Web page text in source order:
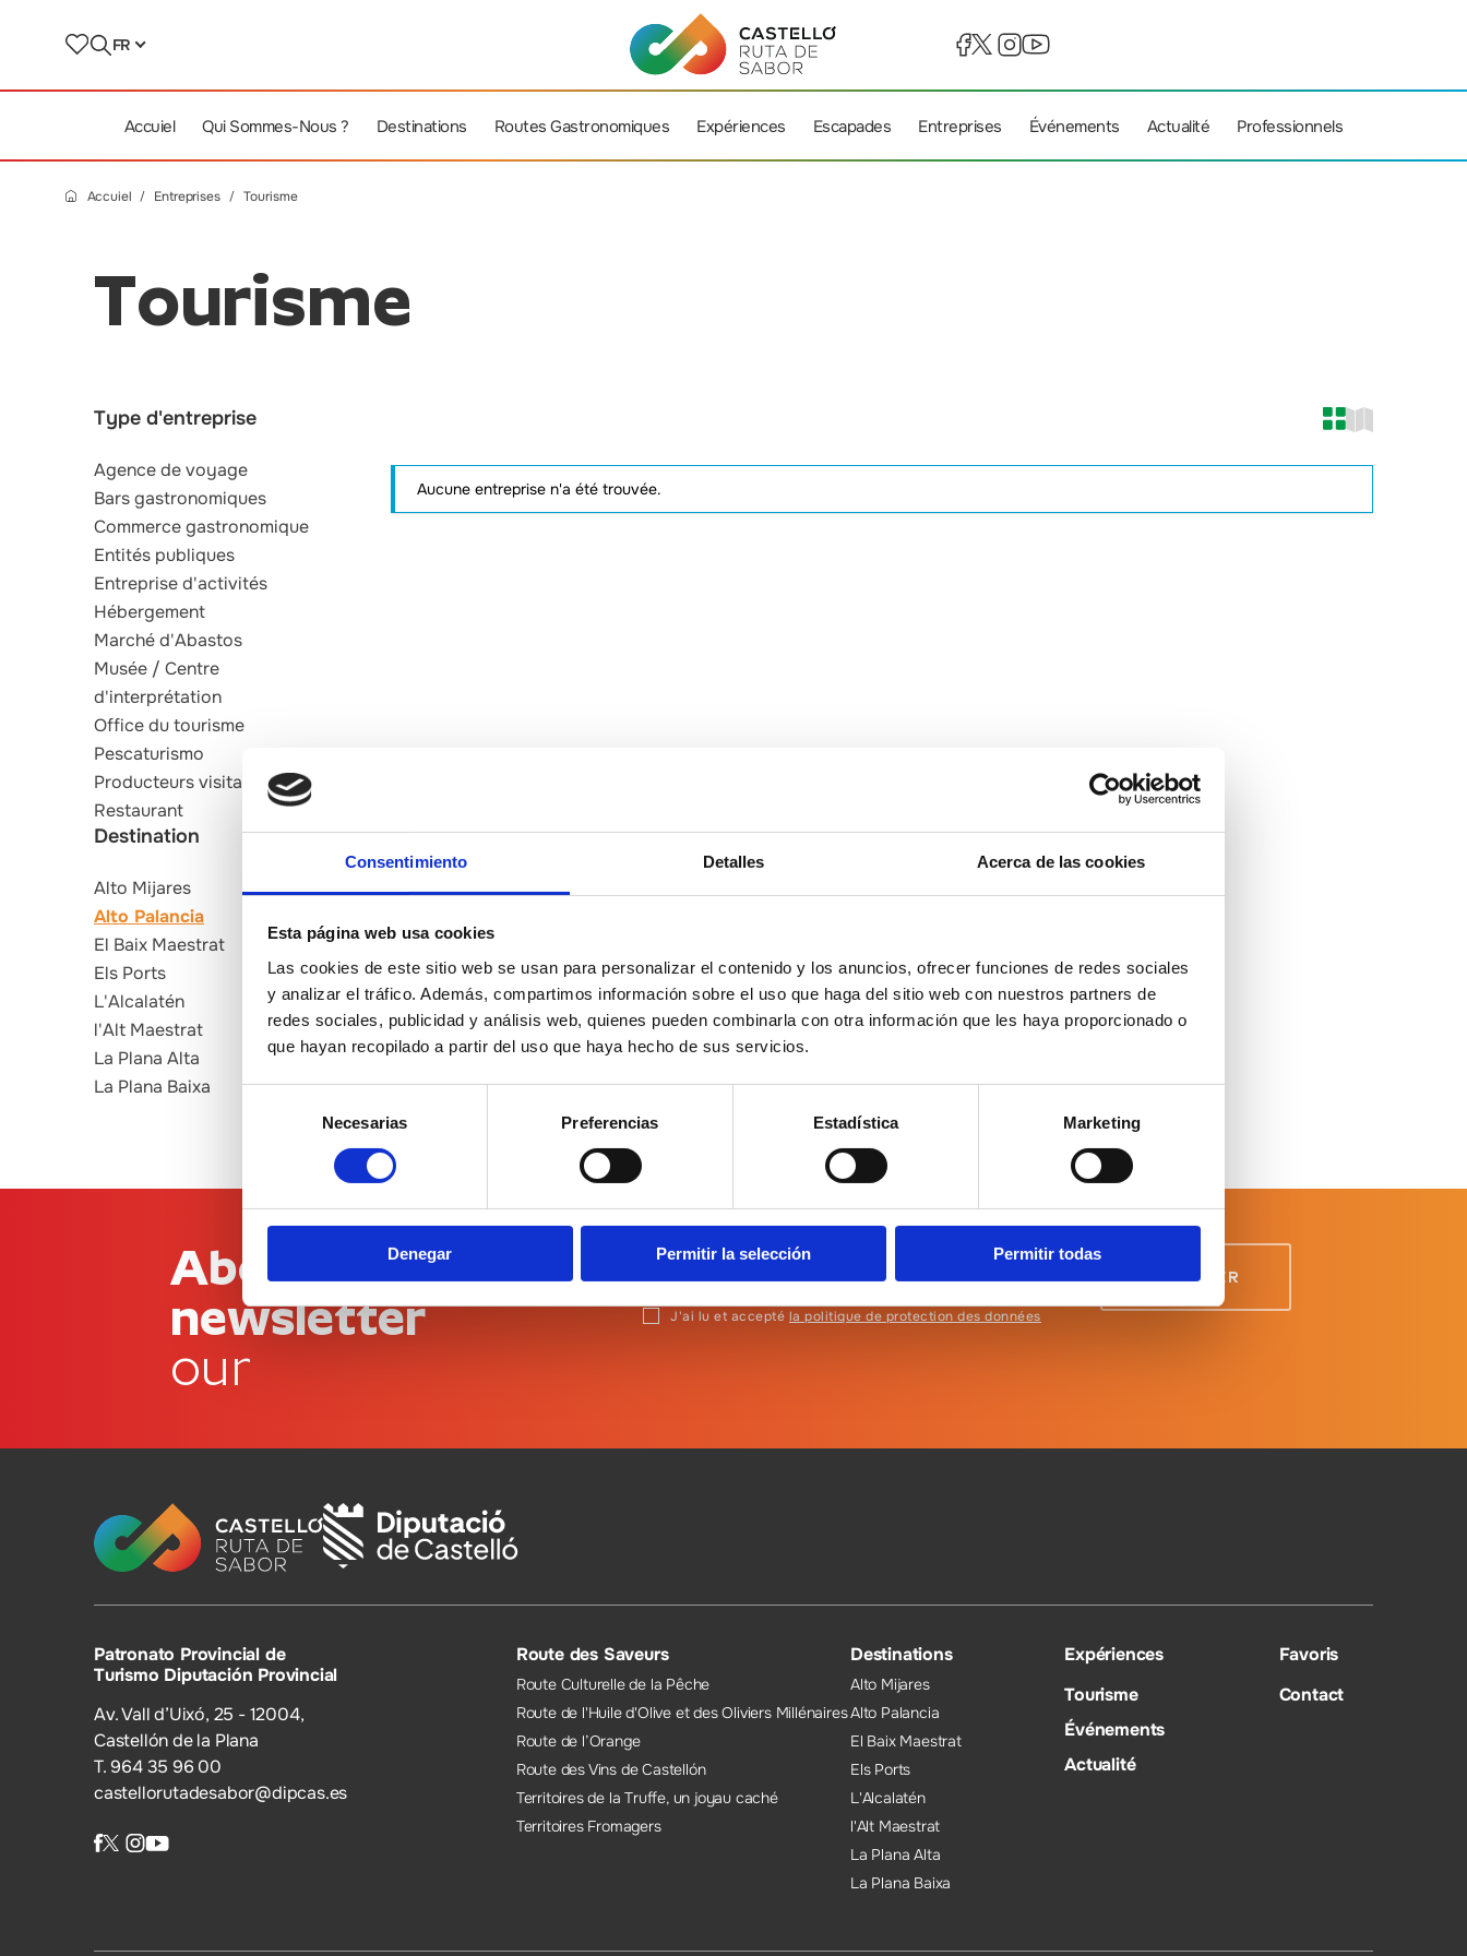
Consentimiento Detalles Acerca de las cookies
Esta página web usa cookies
Las cookies de este sitio web se usan para personalizar el contenido y los anuncios, ofrecer funciones de redes sociales
y analizar el tráfico. Además, compartimos información sobre el uso que haga del sitio web con nuestros partners de
redes sociales, publicidad y análisis web, quienes pueden combinarla con otra información que les haya proporcionado o
que hayan recopilado a partir del uso que haya hecho de sus servicios.
consentimiento
Necesarias Preferencias Estadística Marketing
Denegar Permitir la selección Permitir todas
FR
Accuiel Qui Sommes-Nous ? Destinations Routes Gastronomiques Expériences Escapades Entreprises Événements Actualité Professionnels
Accuiel Entreprises Tourisme
Tourisme
Type d'entreprise
Agence de voyage
Bars gastronomiques
Commerce gastronomique
Entités publiques
Entreprise d'activités
Hébergement
Marché d'Abastos
Musée / Centre
d'interprétation
Office du tourisme
Pescaturismo
Producteurs visitables
Restaurant
Destination
Alto Mijares
Alto Palancia
El Baix Maestrat
Els Ports
L'Alcalatén
l'Alt Maestrat
La Plana Alta
La Plana Baixa
Aucune entreprise n'a été trouvée.
Abonnez-vous à la
newsletter
our
J'ai lu et accepté la politique de protection des données
Patronato Provincial de
Turismo Diputación Provincial
Av. Vall d’Uixó, 25 - 12004,
Castellón de la Plana
T. 964 35 96 00
castellorutadesabor@dipcas.es
Route des Saveurs
Route Culturelle de la Pêche
Route de l'Huile d'Olive et des Oliviers Millénaires
Route de l’Orange
Route des Vins de Castellón
Territoires de la Truffe, un joyau caché
Territoires Fromagers
Destinations
Alto Mijares
Alto Palancia
El Baix Maestrat
Els Ports
L'Alcalatén
l'Alt Maestrat
La Plana Alta
La Plana Baixa
Expériences
Tourisme
Événements
Actualité
Favoris
Contact